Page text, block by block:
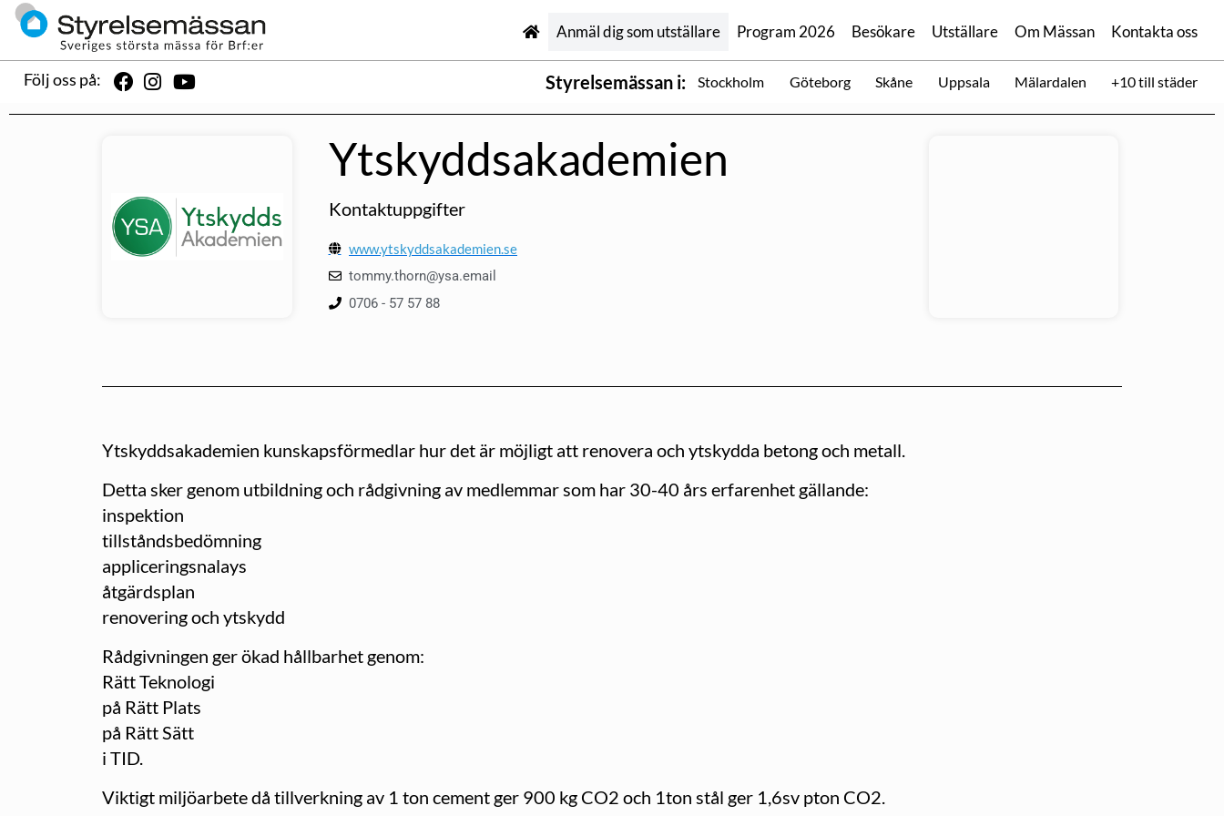
Anmäl dig som utställare Program 2026 Besökare Utställare Om Mässan Kontakta oss
Följ oss på: Styrelsemässan i: Stockholm Göteborg Skåne Uppsala Mälardalen +10 till städer
Ytskyddsakademien
Kontaktuppgifter
www.ytskyddsakademien.se
tommy.thorn@ysa.email
0706 - 57 57 88
Ytskyddsakademien kunskapsförmedlar hur det är möjligt att renovera och ytskydda betong och metall.
Detta sker genom utbildning och rådgivning av medlemmar som har 30-40 års erfarenhet gällande:
inspektion
tillståndsbedömning
appliceringsnalays
åtgärdsplan
renovering och ytskydd
Rådgivningen ger ökad hållbarhet genom:
Rätt Teknologi
på Rätt Plats
på Rätt Sätt
i TID.
Viktigt miljöarbete då tillverkning av 1 ton cement ger 900 kg CO2 och 1ton stål ger 1,6sv pton CO2.